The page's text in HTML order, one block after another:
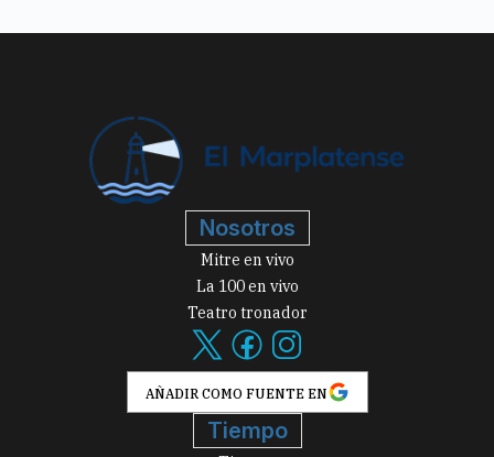
Nosotros
Mitre en vivo
La 100 en vivo
Teatro tronador
AÑADIR COMO FUENTE EN
Tiempo